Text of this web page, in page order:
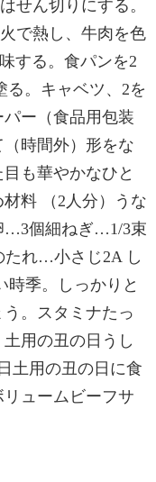
せん切りにする。
で熱し、牛肉を色
する。食パンを2
る。キャベツ、2を
ー（食品用包装
時間外）形をな
も華やかなひと
材料 （2人分）うな
…3個細ねぎ…1/3束
たれ…小さじ2A し
時季。しっかりと
。スタミナたっ
用の丑の日うし
土用の丑の日に食
ュームビーフサ